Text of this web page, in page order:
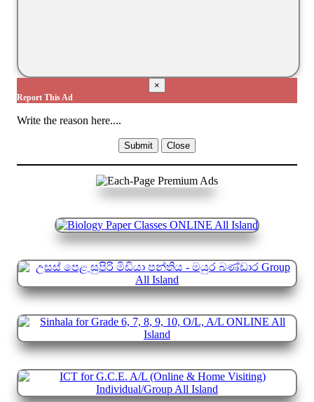
×
Report This Ad
Write the reason here....
Submit Close